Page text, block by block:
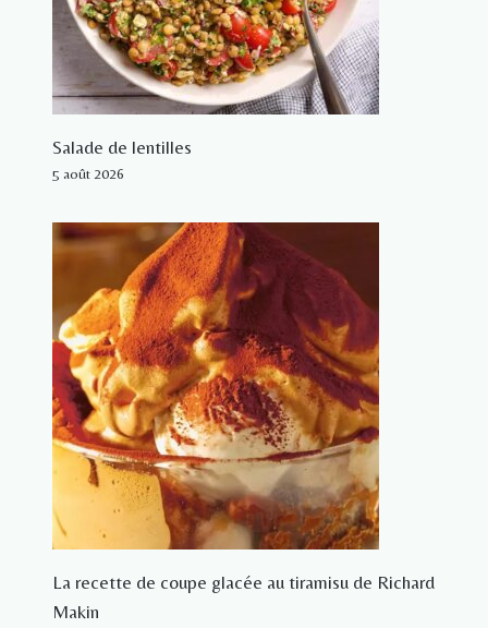
Salade de lentilles
5 août 2026
La recette de coupe glacée au tiramisu de Richard
Makin